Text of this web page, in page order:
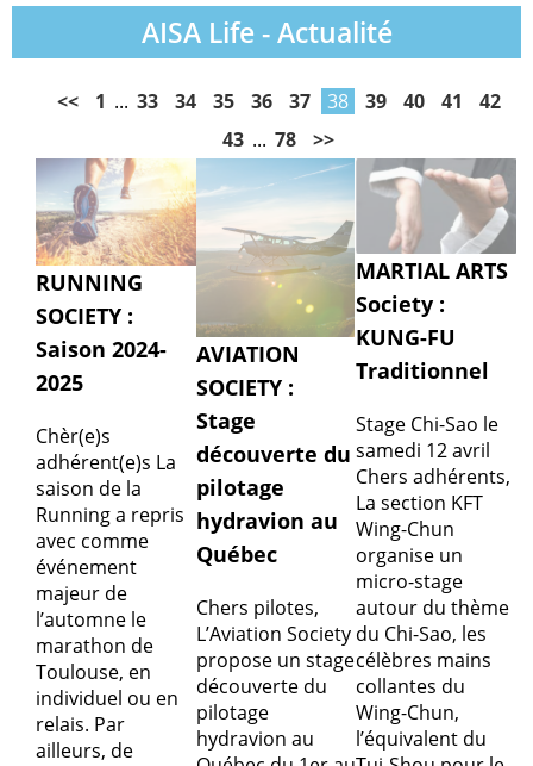
AISA Life - Actualité
<< 1 ... 33 34 35 36 37 38 39 40 41
42
43 ... 78 >>
RUNNING
SOCIETY :
Saison 2024-
2025
Chèr(e)s
adhérent(e)s La
saison de la
Running a repris
avec comme
événement
majeur de
l’automne le
marathon de
Toulouse, en
individuel ou en
relais. Par
ailleurs, de
AVIATION
SOCIETY :
Stage
découverte du
pilotage
hydravion au
Québec
Chers pilotes,
L’Aviation Society
propose un stage
découverte du
pilotage
hydravion au
MARTIAL ARTS
Society :
KUNG-FU
Traditionnel
Stage Chi-Sao le
samedi 12 avril
Chers adhérents,
La section KFT
Wing-Chun
organise un
micro-stage
autour du thème
du Chi-Sao, les
célèbres mains
collantes du
Wing-Chun,
l’équivalent du